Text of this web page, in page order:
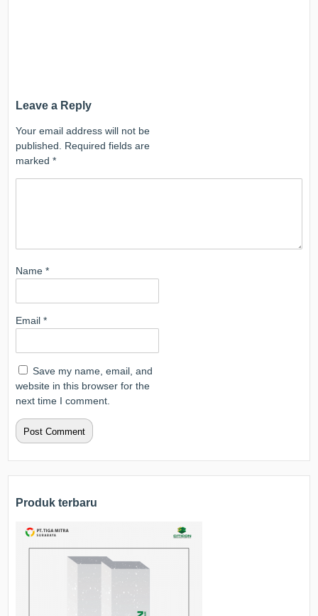
Leave a Reply
Your email address will not be
published. Required fields are
marked*
Name*
Email*
Save my name, email, and
website in this browser for the
next time I comment.
Produk terbaru